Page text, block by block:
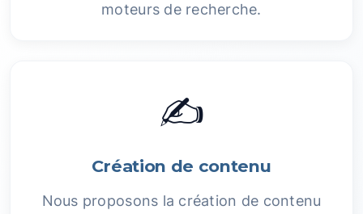
moteurs de recherche.
✍️
Création de contenu
Nous proposons la création de contenu